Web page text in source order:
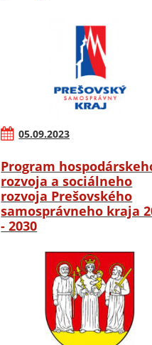
05.09.2023
Program
rozvoja a sociálneho
rozvoja Prešovského
samosprávneho kraja
- 2030